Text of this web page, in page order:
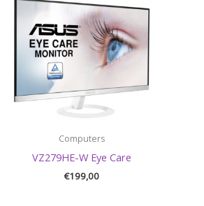
Computers
VZ279HE-W Eye Care
€199,00